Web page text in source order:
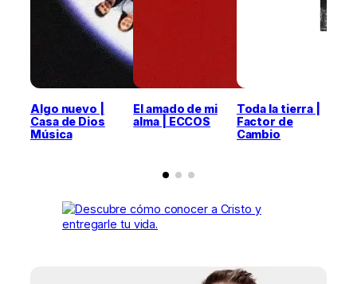
Algo nuevo |
Casa de Dios
Música
El amado de mi
alma | ECCOS
Toda la tierra |
Factor de
Cambio